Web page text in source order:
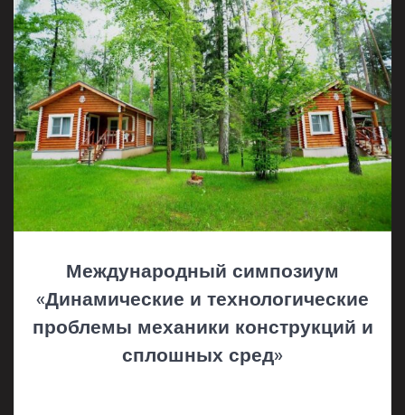
Международный симпозиум
«Динамические и технологические
проблемы механики конструкций и
сплошных сред»